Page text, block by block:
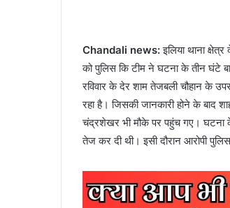
Chandali news:इलिया थाना
को पुलिस कि टीम ने घटना के तीन घंटे
रविवार के देर शाम तेजबली चौहान के
रहा है। जिसकी जानकारी होने के बाद
चंद्रशेखर भी मौके पर पहुंच गए। घटना
तेज कर दी थी। इसी दौरान आरोपी